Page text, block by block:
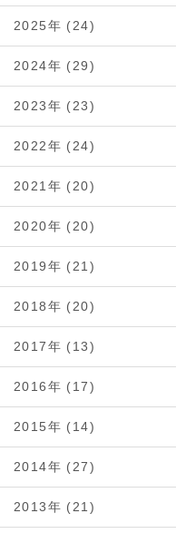
2025年 (24)
2024年 (29)
2023年 (23)
2022年 (24)
2021年 (20)
2020年 (20)
2019年 (21)
2018年 (20)
2017年 (13)
2016年 (17)
2015年 (14)
2014年 (27)
2013年 (21)